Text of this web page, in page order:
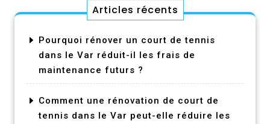
Articles récents
Pourquoi rénover un court de tennis
dans le Var réduit-il les frais de
maintenance futurs ?
Comment une rénovation de court de
tennis dans le Var peut-elle réduire les